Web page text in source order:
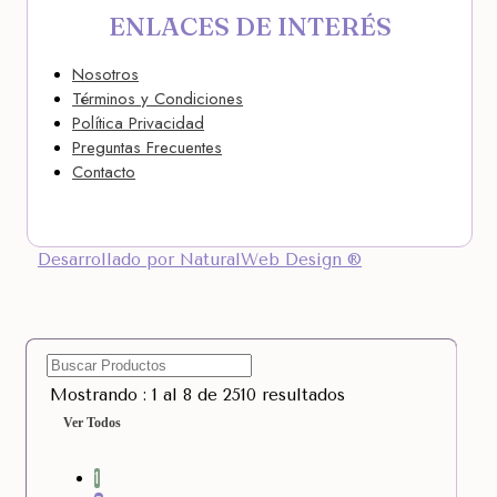
ENLACES DE INTERÉS
Nosotros
Términos y Condiciones
Política Privacidad
Preguntas Frecuentes
Contacto
Desarrollado por NaturalWeb Design ®
Mostrando : 1 al 8 de 2510 resultados
Ver Todos
1